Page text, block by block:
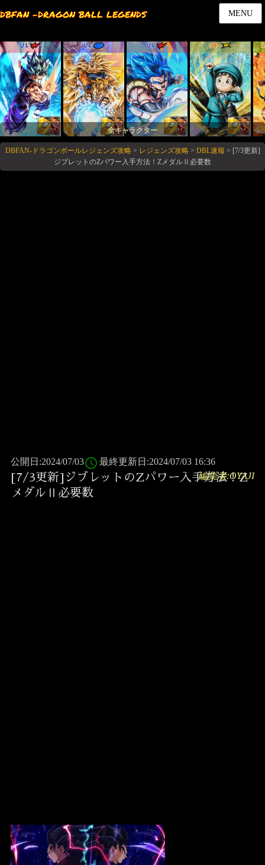
DBFAN -DRAGON BALL LEGENDS MENU
UL UL UL SP
全キャラクター
DBFAN-ドラゴンボールレジェンズ攻略> レジェンズ攻略> DBL速報 > [7/3更新]
ジブレットのZパワー入手方法！ZメダルⅡ必要数
公開日:2024/07/03access_time 最終更新日:2024/07/03 16:36
[7/3更新]ジブレットのZパワー入手方法！Z
メダルⅡ必要数
編集者:OYAJI